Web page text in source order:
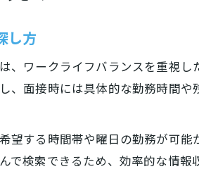
し方
ワークライフバランスを重視
、面接時には具体的な勤務時間
望する時間帯や曜日の勤務が可
で検索できるため、効率的な情